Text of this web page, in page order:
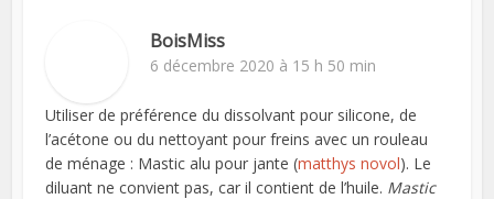
BoisMiss
6 décembre 2020 à 15 h 50 min
Utiliser de préférence du dissolvant pour silicone, de
l’acétone ou du nettoyant pour freins avec un rouleau
de ménage : Mastic alu pour jante (matthys novol). Le
diluant ne convient pas, car il contient de l’huile. Mastic